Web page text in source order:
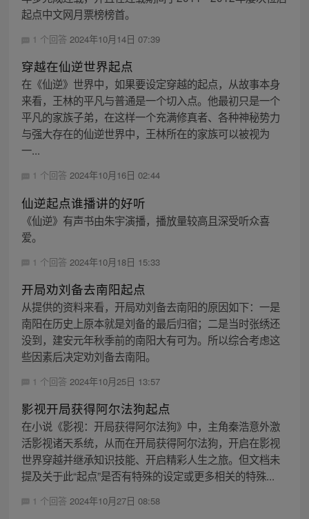
起点中文网月票榜榜首。
1 个回答 2024年10月14日 07:39
穿越在仙逆世界起点
在《仙逆》世界中，如果要设定穿越的起点，从故事本身
来看，王林的平凡与普通是一个切入点。他最初只是一个
平凡的家族子弟，在这样一个充满修真者、各种神秘势力
与强大存在的仙逆世界中，王林所在的家族可以被视为
一...
1 个回答 2024年10月16日 02:44
仙逆起点谁播讲的好听
《仙逆》有声书由朱宇演播，播放量较高且深受听众喜
爱。
1 个回答 2024年10月18日 15:33
开局劝刘备去南阳起点
从提供的资料来看，开局劝刘备去南阳的原因如下：一是
南阳在历史上原本就是刘备的最后归宿；二是当时张绣还
没到，建安元年秋季前的南阳大有可为。所以综合考虑这
些因素后决定劝刘备去南阳。
1 个回答 2024年10月25日 13:57
影视开局获得阿尔法狗起点
在小说《影视：开局获得阿尔法狗》中，主角秦浩意外激
活影视诸天系统，从而在开局获得阿尔法狗，开启在影视
世界穿越并继承知识技能、开启精彩人生之旅。但文档未
提及关于此“起点”是否有特殊的设定或更多相关的特殊...
1 个回答 2024年10月27日 08:58